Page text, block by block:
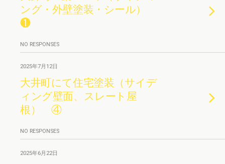
ング・外壁塗装・シール）
❶
NO RESPONSES
2025年7月12日
大井町にて住宅塗装（サイデ
ィング壁面、スレート屋
根） ④
NO RESPONSES
2025年6月22日